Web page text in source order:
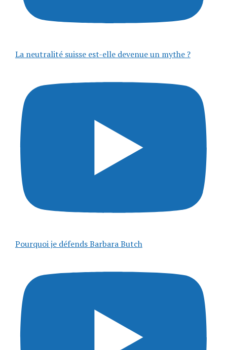
La neutralité suisse est-elle devenue un mythe ?
Pourquoi je défends Barbara Butch